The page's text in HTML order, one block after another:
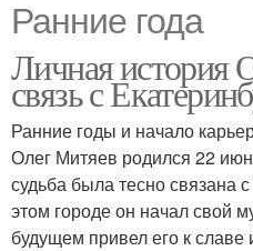
Ранние года
Личная история
связь с
Ранние годы и начало
Олег Митяев родился 22
судьба была тесно связана
этом городе он начал свой
будущем привел его к славе